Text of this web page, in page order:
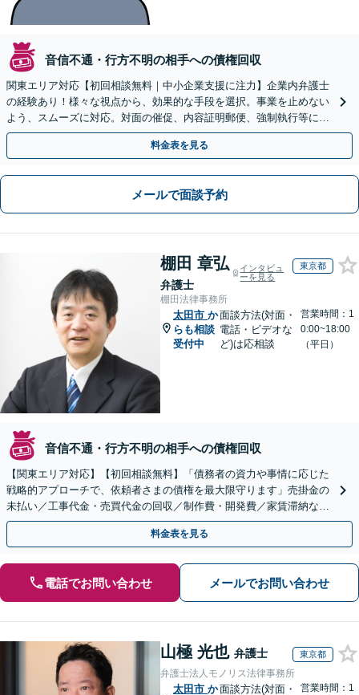
音信不通・行方不明の相手への債権回収
関東エリア対応【初回相談無料｜中小企業支援に注力】企業内弁護士
の経験あり！様々な視点から、効果的な手段を選択。事業を止めない
よう、スムーズに対応。対面の催促、内容証明郵便、強制執行等に精
通。お困りの方はすぐにご相談を【オンライン面談◎】
料金表を見る
メールで面談予約
棚田 章弘
弁護士
インタビュ
ーを見る
東京都
棚田法律事務所
太田市 か
らも相談
受付中
面談方法(対面・
電話・ビデオな
ど)は応相談
営業時間：1
0:00~18:00
（平日）
音信不通・行方不明の相手への債権回収
【関東エリア対応】【初回相談無料】「債務者の資力や事情に応じた
戦略的アプローチで、依頼者さまの債権を最大限守ります」売掛金の
未払い／工事代金・売買代金の回収／制作費・開発費／家賃滞納な
ど、事業活動で発生するあらゆる債権回収に実績あり
料金表を見る
電話でお問い合わせ メールでお問い合わせ
山極 光也 弁護士 東京都
弁護士法人モノリス法律事務所
太田市 か面談方法(対面・
営業時間：1